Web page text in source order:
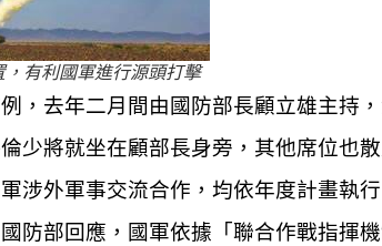
有利國軍進行源頭打擊
，去年二月間由國防部長顧立雄主持
少將就坐在顧部長身旁，其他席位也
涉外軍事交流合作，均依年度計畫執
防部回應，國軍依據「聯合作戰指揮機